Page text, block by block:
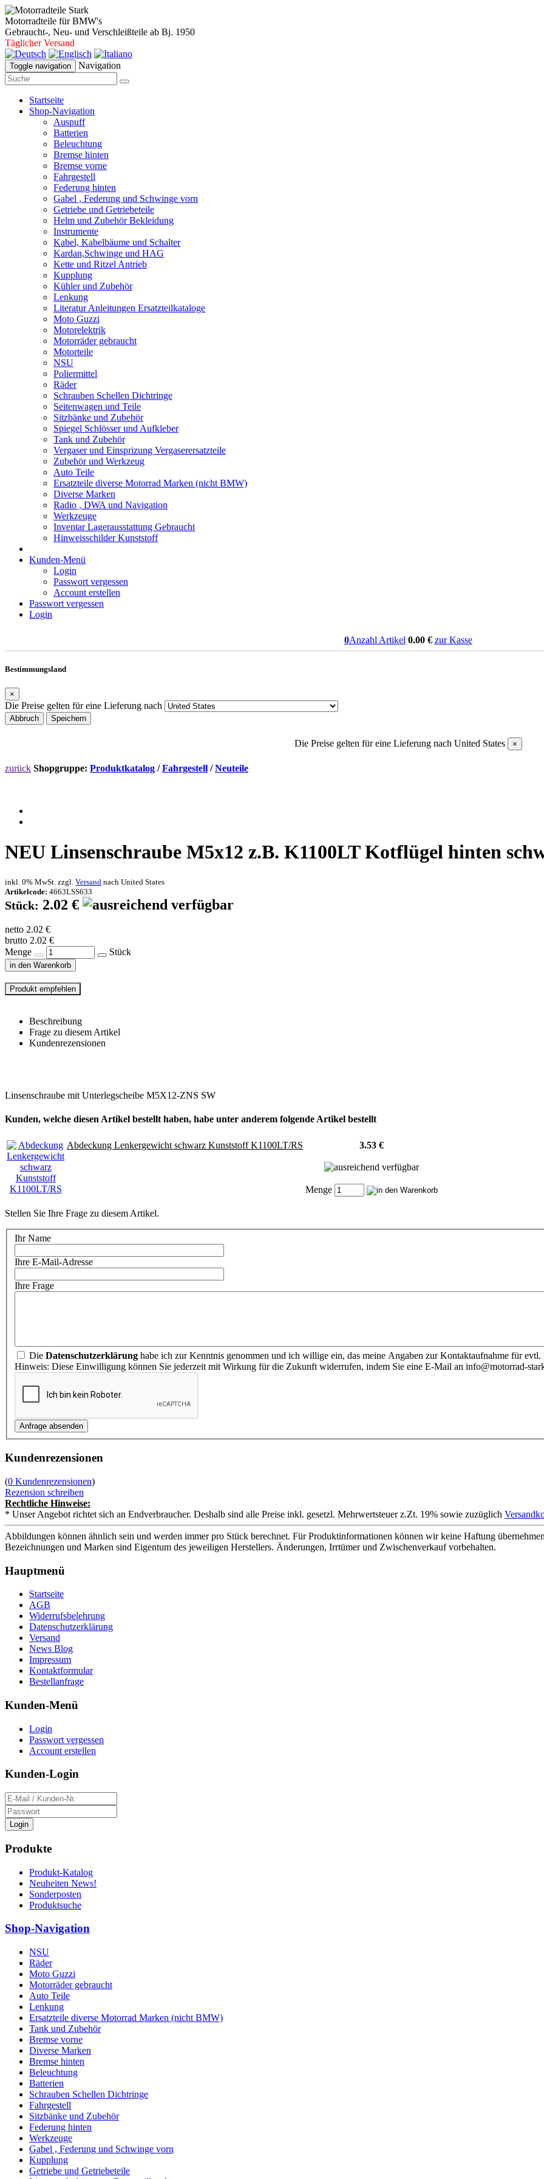
Motorradteile für BMW's
Gebraucht-, Neu- und Verschleißteile ab Bj. 1950
Täglicher Versand
Toggle navigation Navigation
Startseite
Shop-Navigation
Auspuff
Batterien
Beleuchtung
Bremse hinten
Bremse vorne
Fahrgestell
Federung hinten
Gabel , Federung und Schwinge vorn
Getriebe und Getriebeteile
Helm und Zubehör Bekleidung
Instrumente
Kabel, Kabelbäume und Schalter
Kardan,Schwinge und HAG
Kette und Ritzel Antrieb
Kupplung
Kühler und Zubehör
Lenkung
Literatur Anleitungen Ersatzteilkataloge
Moto Guzzi
Motorelektrik
Motorräder gebraucht
Motorteile
NSU
Poliermittel
Räder
Schrauben Schellen Dichtringe
Seitenwagen und Teile
Sitzbänke und Zubehör
Spiegel Schlösser und Aufkleber
Tank und Zubehör
Vergaser und Einsprizung Vergaserersatzteile
Zubehör und Werkzeug
Auto Teile
Ersatzteile diverse Motorrad Marken (nicht BMW)
Diverse Marken
Radio , DWA und Navigation
Werkzeuge
Inventar Lagerausstattung Gebraucht
Hinweisschilder Kunststoff
Kunden-Menü
Login
Passwort vergessen
Account erstellen
Passwort vergessen
Login
0Anzahl Artikel 0.00€ zur Kasse
Bestimmungsland
×
Die Preise gelten für eine Lieferung nach
Abbruch Speichern
Die Preise gelten für eine Lieferung nach United States ×
zurück Shopgruppe: Produktkatalog /Fahrgestell /Neuteile
NEU Linsenschraube M5x12 z.B. K1100LT Kotflügel hinten
inkl. 0% MwSt. zzgl. Versand nach United States
Artikelcode: 4663LSS633
Stück: 2.02 €
netto 2.02 €
brutto 2.02 €
Menge
Stück
in den Warenkorb
Beschreibung
Frage zu diesem Artikel
Kundenrezensionen
Linsenschraube mit Unterlegscheibe M5X12-ZNS SW
Kunden, welche diesen Artikel bestellt haben, habe unter anderem folgende Artikel bestellt
Abdeckung Lenkergewicht schwarz Kunststoff K1100LT/RS 3.53 €
Menge
Stellen Sie Ihre Frage zu diesem Artikel.
Ihr Name
Ihre E-Mail-Adresse
Ihre Frage
Die Datenschutzerklärung habe ich zur Kenntnis genommen und ich willige ein, das meine Angaben zur Kontaktaufnahme für
Hinweis: Diese Einwilligung können Sie jederzeit mit Wirkung für die Zukunft widerrufen, indem Sie eine E-Mail an info@motorrad-
Kundenrezensionen
(0 Kundenrezensionen)
Rezension schreiben
Rechtliche Hinweise:
* Unser Angebot richtet sich an Endverbraucher. Deshalb sind alle Preise inkl. gesetzl. Mehrwertsteuer z.Zt. 19% sowie zuzüglich
Abbildungen können ähnlich sein und werden immer pro Stück berechnet. Für Produktinformationen können wir keine Haftung
Bezeichnungen und Marken sind Eigentum des jeweiligen Herstellers. Änderungen, Irrtümer und Zwischenverkauf vorbehalten.
Hauptmenü
Startseite
AGB
Widerrufsbelehrung
Datenschutzerklärung
Versand
News Blog
Impressum
Kontaktformular
Bestellanfrage
Kunden-Menü
Login
Passwort vergessen
Account erstellen
Kunden-Login
Login
Produkte
Produkt-Katalog
Neuheiten News!
Sonderposten
Produktsuche
Shop-Navigation
NSU
Räder
Moto Guzzi
Motorräder gebraucht
Auto Teile
Lenkung
Ersatzteile diverse Motorrad Marken (nicht BMW)
Tank und Zubehör
Bremse vorne
Diverse Marken
Bremse hinten
Beleuchtung
Batterien
Schrauben Schellen Dichtringe
Fahrgestell
Sitzbänke und Zubehör
Federung hinten
Werkzeuge
Gabel , Federung und Schwinge vorn
Kupplung
Getriebe und Getriebeteile